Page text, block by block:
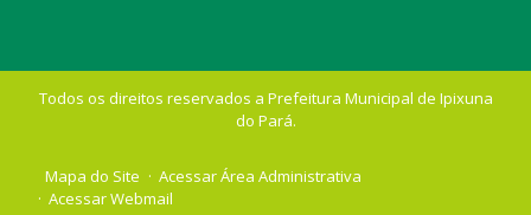
Todos os direitos reservados a Prefeitura Municipal de Ipixuna
do Pará.
Mapa do Site
Acessar Área Administrativa
Acessar Webmail